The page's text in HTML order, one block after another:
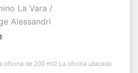
La Vara /
Alessandri
oficina de 200 mt2 La oficina ubicada